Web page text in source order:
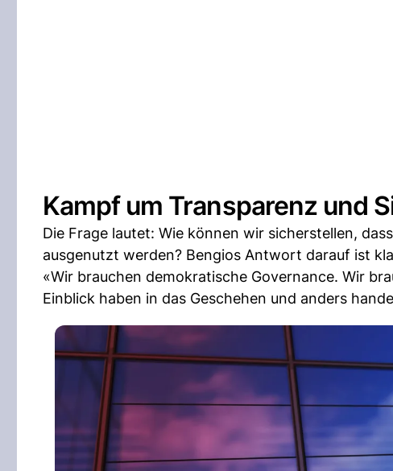
Kampf um Transparenz und
Die Frage lautet: Wie können wir sicherstellen,
ausgenutzt werden? Bengios Antwort darauf ist
«Wir brauchen demokratische Governance. Wir
Einblick haben in das Geschehen und anders